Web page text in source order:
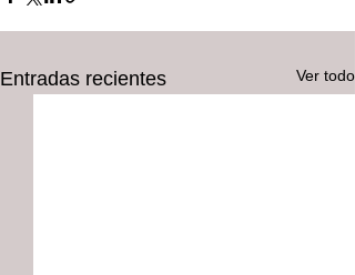
Entradas recientes Ver todo